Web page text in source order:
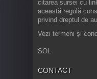
citarea sursei cu
această regulă
privind dreptul de
Vezi termeni și
SOL
CONTACT